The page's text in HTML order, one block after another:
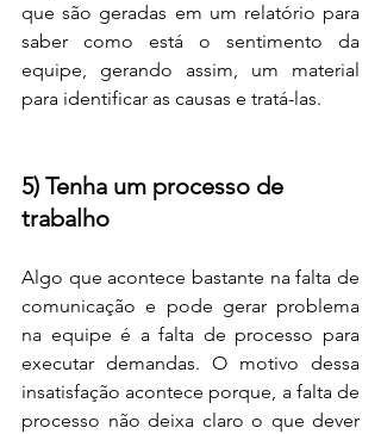
que são geradas em um relatório para
saber como está o sentimento da
equipe, gerando assim, um material
para identificar as causas e tratá-las.
5) Tenha um processo de
trabalho
Algo que acontece bastante na falta de
comunicação e pode gerar problema
na equipe é a falta de processo para
executar demandas. O motivo dessa
insatisfação acontece porque, a falta de
processo não deixa claro o que dever